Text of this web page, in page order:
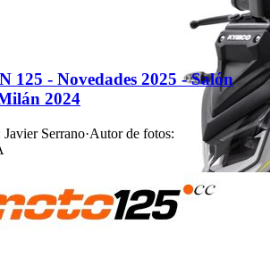
125 - Novedades 2025 - Salón
2024
Javier Serrano·Autor de fotos: